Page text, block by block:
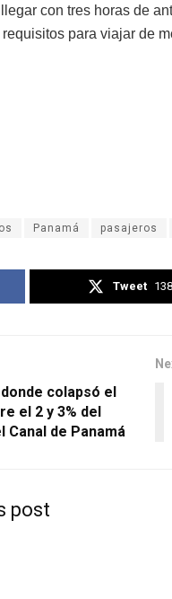
con tres horas de
para viajar de
Panamá pasajeros
Tweet 138
colapsó el
el 2 y 3% del
Canal de Panamá
post